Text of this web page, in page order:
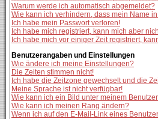
Warum werde ich automatisch abgemeldet?
Wie kann ich verhindern, dass mein Name
Ich habe mein Passwort verloren!
Ich habe mich registriert, kann mich aber
Ich habe mich vor einiger Zeit registriert,
Benutzerangaben und Einstellungen
Wie ändere ich meine Einstellungen?
Die Zeiten stimmen nicht!
Ich habe die Zeitzone gewechselt und die
Meine Sprache ist nicht verfügbar!
Wie kann ich ein Bild unter meinem
Wie kann ich meinen Rang ändern?
Wenn ich auf den E-Mail-Link eines